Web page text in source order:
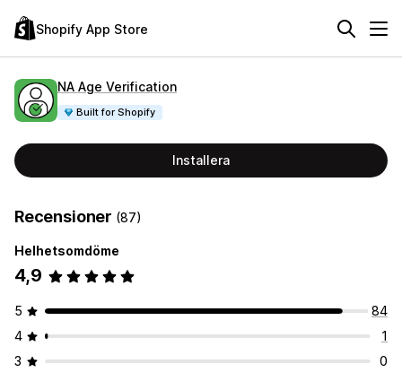
Shopify App Store
NA Age Verification
Built for Shopify
Installera
Recensioner (87)
Helhetsomdöme
4,9
5
84
4
1
3
0